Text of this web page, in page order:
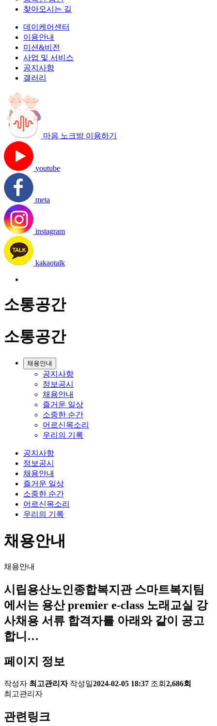
찾아오시는 길
데이케어센터
이용안내
미션&비전
사업 및 서비스
공지사항
갤러리
마음 노크방 이용하기
youtube
meta
instagram
kakaotalk
소통공간
소통공간
채용안내
공지사항
정보공시
채용안내
즐거운 일상
소중한 순간
어르신목소리
우리의 기록
공지사항
정보공시
채용안내
즐거운 일상
소중한 순간
어르신목소리
우리의 기록
채용안내
채용안내
시립용산노인종합복지관 스마트복지팀
에서는 용산 premier e-class 노래교실 강
사채용 서류 합격자를 아래와 같이 공고
합니…
페이지 정보
작성자 최고관리자 작성일2024-02-05 18:37 조회 2,686회
최고관리자
관련링크